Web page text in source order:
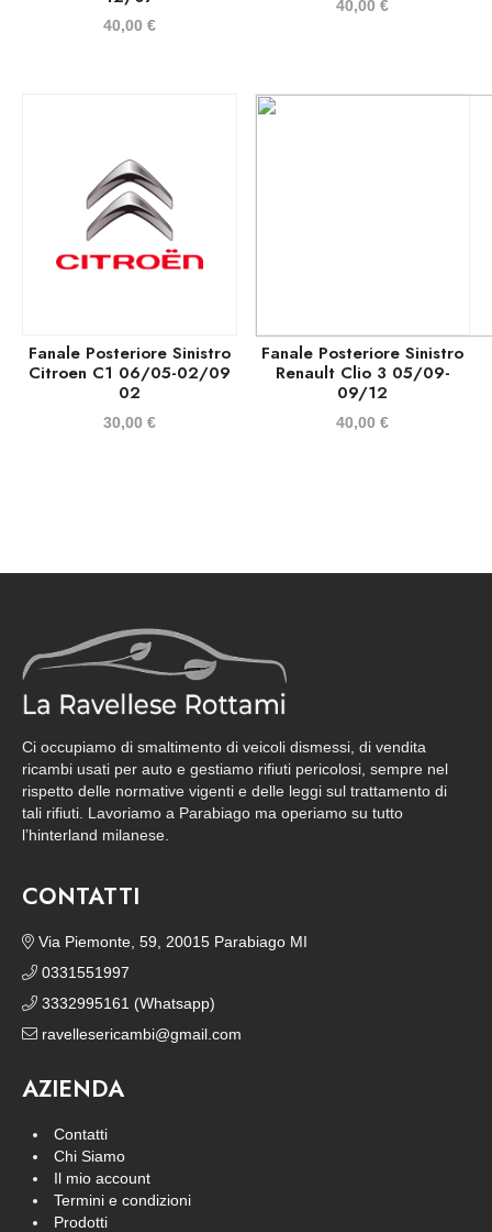
40,00 €
40,00€
Fanale Posteriore Sinistro
Citroen C1 06/05-02/09
02
30,00 €
Fanale Posteriore Sinistro
Renault Clio 3 05/09-
09/12
40,00€
Ci occupiamo di smaltimento di veicoli dismessi, di vendita
ricambi usati per auto e gestiamo rifiuti pericolosi, sempre nel
rispetto delle normative vigenti e delle leggi sul trattamento di
tali rifiuti. Lavoriamo a Parabiago ma operiamo su tutto
l’hinterland milanese.
CONTATTI
Via Piemonte, 59, 20015 Parabiago MI
0331551997
3332995161 (Whatsapp)
ravellesericambi@gmail.com
AZIENDA
Contatti
Chi Siamo
Il mio account
Termini e condizioni
Prodotti